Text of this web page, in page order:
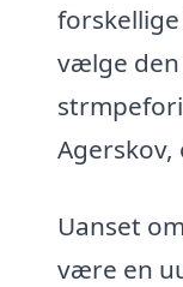
vælge den
Uanset
være en